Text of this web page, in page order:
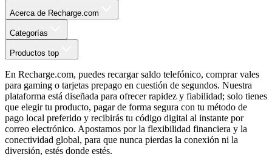
Acerca de Recharge.com
Categorías
Productos top
En Recharge.com, puedes recargar saldo telefónico, comprar vales
para gaming o tarjetas prepago en cuestión de segundos. Nuestra
plataforma está diseñada para ofrecer rapidez y fiabilidad; solo tienes
que elegir tu producto, pagar de forma segura con tu método de
pago local preferido y recibirás tu código digital al instante por
correo electrónico. Apostamos por la flexibilidad financiera y la
conectividad global, para que nunca pierdas la conexión ni la
diversión, estés donde estés.